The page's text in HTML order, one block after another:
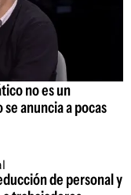
no es un
anuncia a pocas
de personal y